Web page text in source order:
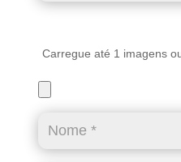
Carregue até 1 imagens